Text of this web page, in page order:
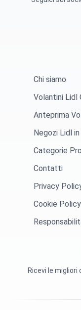
Chi siamo
Volantini Lidl
Anteprima
Negozi Lidl
Categorie
Contatti
Privacy
Cookie Policy
Ricevi le